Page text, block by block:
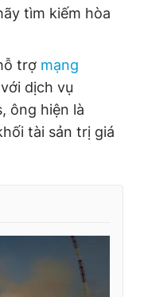
tìm kiếm hòa
trợ mạng
dịch vụ
ông hiện là
tài sản trị giá